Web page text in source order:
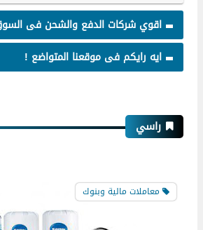
اقوي شركات الدفع والشحن فى
ايه رايكم فى موقعنا المتواضع !
راسي
معاملات مالية وبنوك
اشتري " شمع الفلتر تانك " من